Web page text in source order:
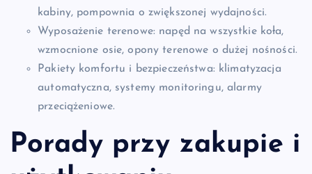
kabiny, pompownia o zwiększonej wydajności.
Wyposażenie terenowe: napęd na wszystkie koła,
wzmocnione osie, opony terenowe o dużej nośności.
Pakiety komfortu i bezpieczeństwa: klimatyzacja
automatyczna, systemy monitoringu, alarmy
przeciążeniowe.
Porady przy zakupie i